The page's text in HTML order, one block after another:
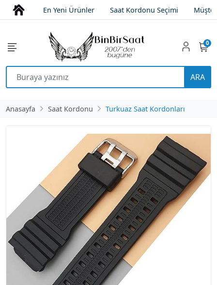
En Yeni Ürünler Saat Kordonu Seçimi
ARA
0
Anasayfa Saat Kordonu Turkuaz Saat Kordonları